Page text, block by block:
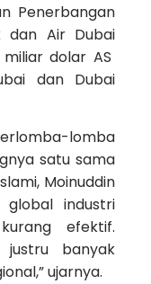
Penerbangan
dan Air Dubai
dolar AS
dan Dubai
lomba
satu sama
Moinuddin
global industri
efektif.
justru banyak
ujarnya.